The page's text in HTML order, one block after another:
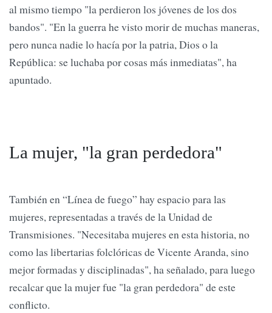
al mismo tiempo "la perdieron los jóvenes de los dos
bandos". "En la guerra he visto morir de muchas maneras,
pero nunca nadie lo hacía por la patria, Dios o la
República: se luchaba por cosas más inmediatas", ha
apuntado.
La mujer, "la gran perdedora"
También en “Línea de fuego” hay espacio para las
mujeres, representadas a través de la Unidad de
Transmisiones. "Necesitaba mujeres en esta historia, no
como las libertarias folclóricas de Vicente Aranda, sino
mejor formadas y disciplinadas", ha señalado, para luego
recalcar que la mujer fue "la gran perdedora" de este
conflicto.